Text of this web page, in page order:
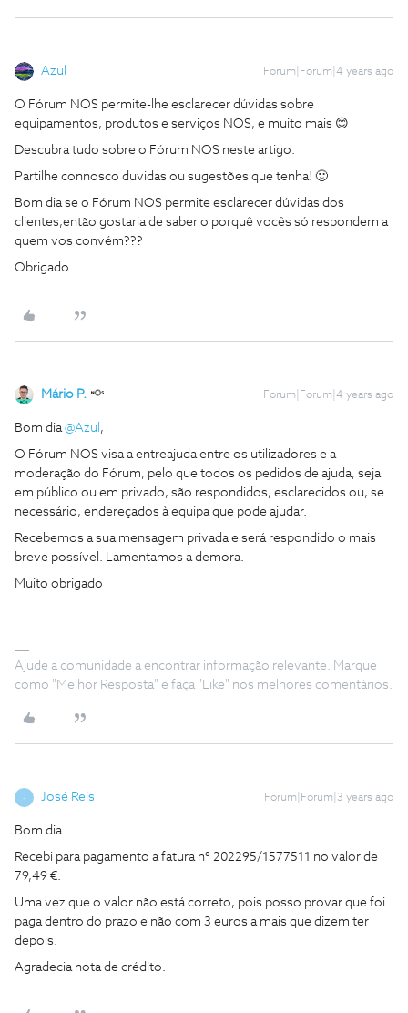
Azul Forum|Forum|4 years ago
O Fórum NOS permite-lhe esclarecer dúvidas sobre
equipamentos, produtos e serviços NOS, e muito mais 😊
Descubra tudo sobre o Fórum NOS neste artigo:
Partilhe connosco duvidas ou sugestões que tenha! 🙂
Bom dia se o Fórum NOS permite esclarecer dúvidas dos
clientes,então gostaria de saber o porquê vocês só respondem a
quem vos convém???
Obrigado
Mário P. Forum|Forum|4 years ago
Bom dia@Azul ,
O Fórum NOS visa a entreajuda entre os utilizadores e a
moderação do Fórum, pelo que todos os pedidos de ajuda, seja
em público ou em privado, são respondidos, esclarecidos ou, se
necessário, endereçados à equipa que pode ajudar.
Recebemos a sua mensagem privada e será respondido o mais
breve possível. Lamentamos a demora.
Muito obrigado
Ajude a comunidade a encontrar informação relevante. Marque
como "Melhor Resposta" e faça "Like" nos melhores comentários.
J José Reis Forum|Forum|3 years ago
Bom dia.
Recebi para pagamento a fatura nº 202295/1577511 no valor de
79,49 €.
Uma vez que o valor não está correto, pois posso provar que foi
paga dentro do prazo e não com 3 euros a mais que dizem ter
depois.
Agradecia nota de crédito.